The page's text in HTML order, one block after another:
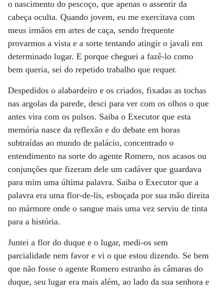
o nascimento do pescoço, que apenas o assentir da
cabeça oculta. Quando jovem, eu me exercitava com
meus irmãos em artes de caça, sendo frequente
provarmos a vista e a sorte tentando atingir o javali em
determinado lugar. E porque cheguei a fazê-lo como
bem queria, sei do repetido trabalho que requer.
Despedidos o alabardeiro e os criados, fixadas as tochas
nas argolas da parede, desci para ver com os olhos o que
antes vira com os pulsos. Saiba o Executor que esta
memória nasce da reflexão e do debate em horas
subtraídas ao mundo de palácio, concentrado o
entendimento na sorte do agente Romero, nos acasos ou
conjunções que fizeram dele um cadáver que guardava
para mim uma última palavra. Saiba o Executor que a
palavra era uma flor-de-lis, esboçada por sua mão direita
no mármore onde o sangue mais uma vez serviu de tinta
para a história.
Juntei a flor do duque e o lugar, medi-os sem
parcialidade nem favor e vi o que estou dizendo. Se bem
que não fosse o agente Romero estranho às câmaras do
duque, seu lugar era mais além, ao lado da sua senhora e